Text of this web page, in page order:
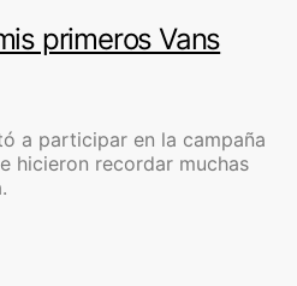
primeros Vans
a participar en la campaña
hicieron recordar muchas